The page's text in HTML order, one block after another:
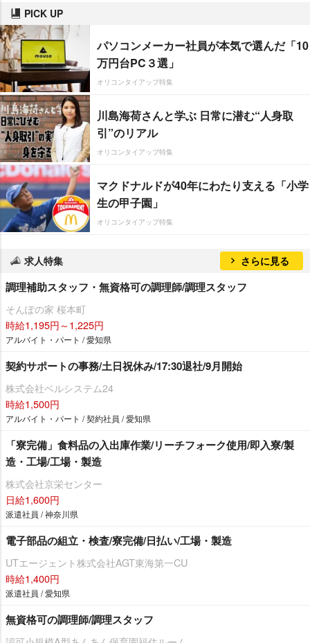
PICK UP
パソコンメーカー社員が本気で選んだ「10
万円台PC３選」
オリコンタイアップ特集
川島海荷さんと学ぶ 日常に潜む“人身取
引”のリアル
オリコンタイアップ特集
マクドナルドが40年にわたり支える「小学
生の甲子園」
オリコンタイアップ特集
求人特集 さらに見る
調理補助スタッフ・無資格可の調理師/調理スタッフ
そんぽの家 桜本町
時給1,195円～1,225円
アルバイト・パート / 愛知県
契約サポートの事務/土日祝休み/17:30退社/9月開始
株式会社ベルシステム24
時給1,500円
アルバイト・パート / 契約社員 / 愛知県
「寮完備」食料品の入出庫作業/リーチフォーク使用/即入寮/製
造・工場/工場・製造
株式会社京栄センター
日給1,600円
派遣社員 / 神奈川県
電子部品の組立・検査/寮完備/日払い/工場・製造
UTエージェント株式会社AGT東海第一CU
時給1,400円
派遣社員 / 愛知県
無資格可の調理師/調理スタッフ